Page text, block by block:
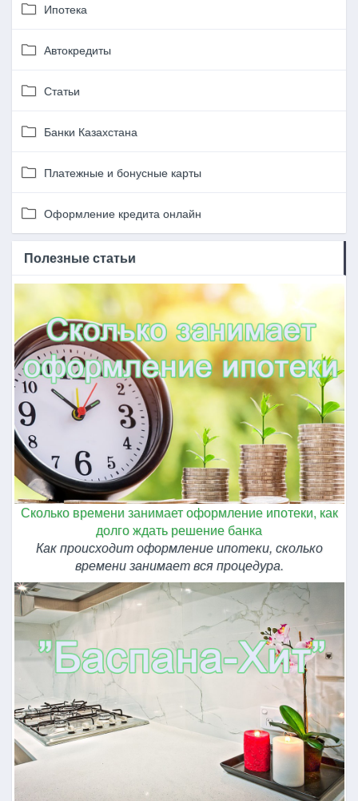
Ипотека
Автокредиты
Статьи
Банки Казахстана
Платежные и бонусные карты
Оформление кредита онлайн
Полезные статьи
Сколько времени занимает оформление ипотеки, как
долго ждать решение банка
Как происходит оформление ипотеки, сколько
времени занимает вся процедура.